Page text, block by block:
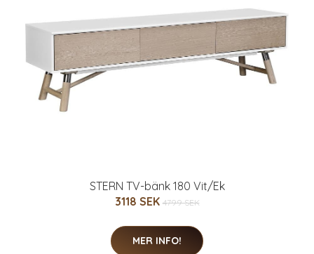
STERN TV-bänk 180 Vit/Ek
3118 SEK 4799 SEK
MER INFO!